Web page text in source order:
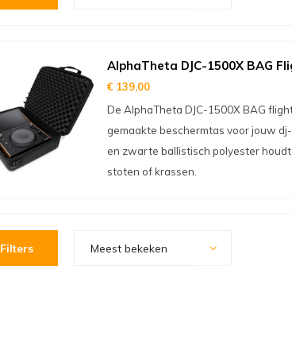
AlphaTheta DJC-1500X BAG
€ 139,00
De AlphaTheta DJC-1500X BAG
gemaakte beschermtas voor jouw
en zwarte ballistisch polyester
stoten of krassen.
Filters Meest bekeken